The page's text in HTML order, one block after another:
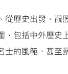
從歷史出發，觀
，包括中外歷史
士的風範、甚至